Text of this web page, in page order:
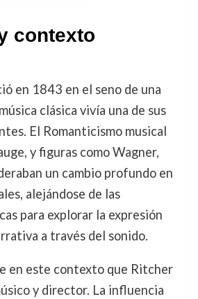
contexto
en 1843 en el seno de una
clásica vivía una de sus
El Romanticismo musical
y figuras como Wagner,
un cambio profundo en
alejándose de las
para explorar la expresión
a través del sonido.
en este contexto que Ritcher
y director. La influencia